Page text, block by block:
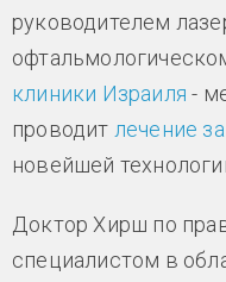
руководителем
клиники Израиля -
проводит лечение
новейшей
Доктор Хирш по
специалистом в